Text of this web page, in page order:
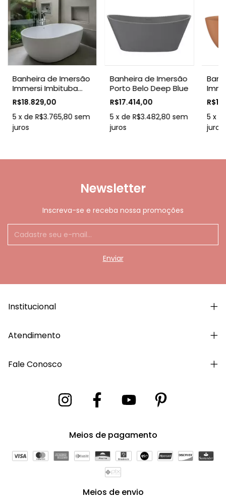
Banheira de Imersão
Immersi Imbituba
Glossy White 1.80
R$18.829,00
5 x de R$3.765,80 sem
juros
Banheira de Imersão
Porto Belo Deep Blue
R$17.414,00
5 x de R$3.482,80 sem
juros
5 x
juros
Newsletter
Inscreva-se e receba nossa promoções
Institucional
Atendimento
Fale Conosco
Meios de pagamento
Meios de envio